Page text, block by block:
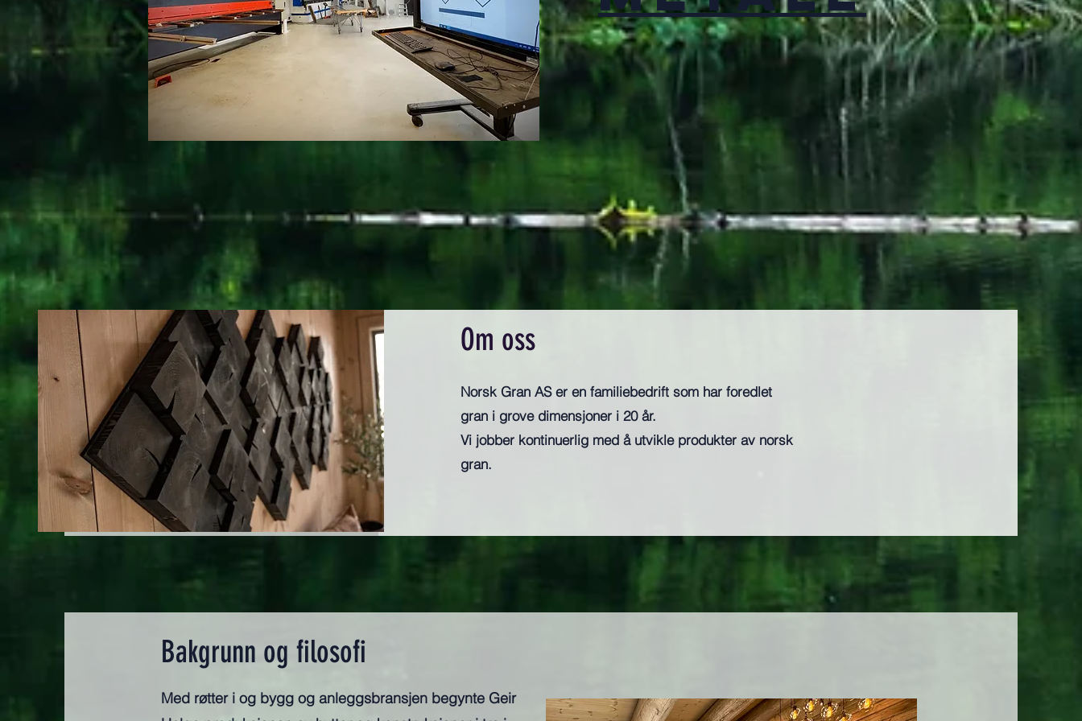
Om oss
Norsk Gran AS er en familiebedrift som har foredlet
gran i grove dimensjoner i 20 år.
Vi jobber kontinuerlig med å utvikle produkter av norsk
gran.
Bakgrunn og filosofi
Med røtter i og bygg og anleggsbransjen begynte Geir